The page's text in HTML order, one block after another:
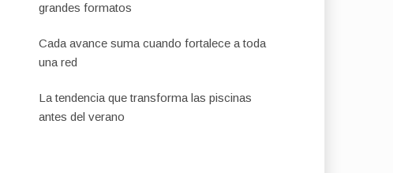
grandes formatos
Cada avance suma cuando fortalece a toda
una red
La tendencia que transforma las piscinas
antes del verano